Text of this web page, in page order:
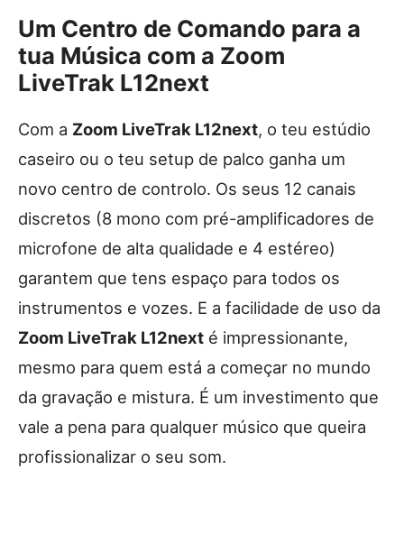
Um Centro de Comando para a
tua Música com a Zoom
LiveTrak L12next
Com a Zoom LiveTrak L12next, o teu estúdio
caseiro ou o teu setup de palco ganha um
novo centro de controlo. Os seus 12 canais
discretos (8 mono com pré-amplificadores de
microfone de alta qualidade e 4 estéreo)
garantem que tens espaço para todos os
instrumentos e vozes. E a facilidade de uso da
Zoom LiveTrak L12next é impressionante,
mesmo para quem está a começar no mundo
da gravação e mistura. É um investimento que
vale a pena para qualquer músico que queira
profissionalizar o seu som.